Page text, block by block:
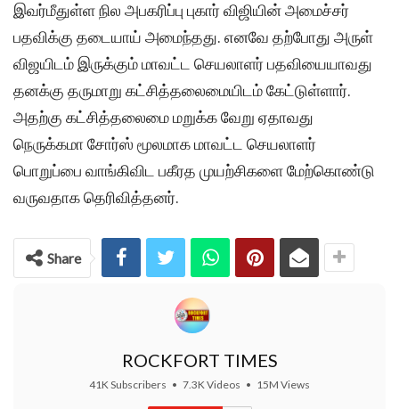
இவர்மீதுள்ள நில அபகரிப்பு புகார் விஜியின் அமைச்சர்
பதவிக்கு தடையாய் அமைந்தது. எனவே தற்போது அருள்
விஜயிடம் இருக்கும் மாவட்ட செயலாளர் பதவியையாவது
தனக்கு தருமாறு கட்சித்தலைமையிடம் கேட்டுள்ளார்.
அதற்கு கட்சித்தலைமை மறுக்க வேறு ஏதாவது
நெருக்கமா சோர்ஸ் மூலமாக மாவட்ட செயலாளர்
பொறுப்பை வாங்கிவிட பகீரத முயற்சிகளை மேற்கொண்டு
வருவதாக தெரிவித்தனர்.
Share
ROCKFORT TIMES
41K Subscribers • 7.3K Videos • 15M Views